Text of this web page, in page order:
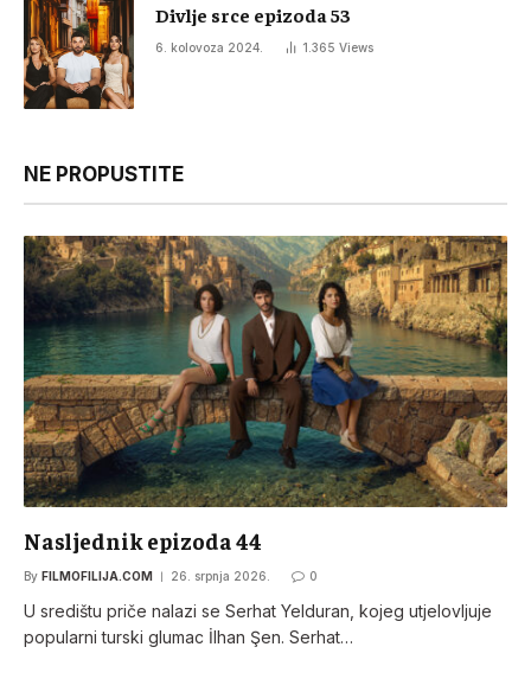
Divlje srce epizoda 53
6. kolovoza 2024. 1.365 Views
NE PROPUSTITE
Nasljednik epizoda 44
By FILMOFILIJA.COM 26. srpnja 2026. 0
U središtu priče nalazi se Serhat Yelduran, kojeg utjelovljuje
popularni turski glumac İlhan Şen. Serhat…